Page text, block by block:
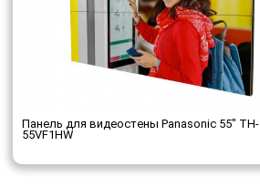
Панель для видеостены Panasonic 55" TH-
55VF1HW